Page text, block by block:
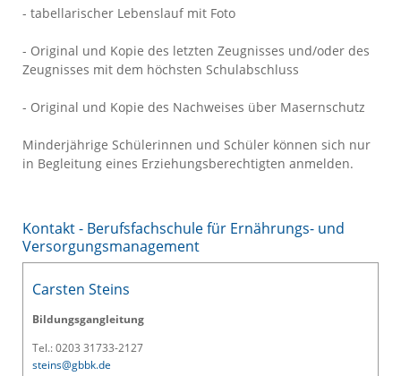
- tabellarischer Lebenslauf mit Foto
- Original und Kopie des letzten Zeugnisses und/oder des
Zeugnisses mit dem höchsten Schulabschluss
- Original und Kopie des Nachweises über Masernschutz
Minderjährige Schülerinnen und Schüler können sich nur
in Begleitung eines Erziehungsberechtigten anmelden.
Kontakt - Berufsfachschule für Ernährungs- und
Versorgungsmanagement
Carsten Steins
Bildungsgangleitung
Tel.: 0203 31733-2127
steins@gbbk.de